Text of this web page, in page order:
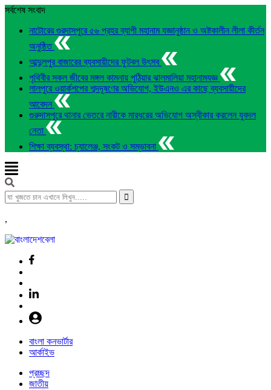
সর্বশেষ সংবাদ
নাটোরের গুরদাসপুরে ৫৬ প্রহর ব্যাপী মহানাম যজ্ঞানুষ্ঠান ও অষ্টকালীন লীলা কীর্তন
অনুষ্ঠিত
আব্দুলপুর বাজারের ব্যবসায়ীদের ফুটবল উৎসব
পৃথিবীর সকল জীবের মঙ্গল কামনায় পুঠিয়ার ঝালমালিয়া মহানামযজ্ঞ
লালপুরে ওয়ার্কশপের শব্দদূষণের অভিযোগ, ইউএনও এর কাছে ব্যবসায়ীদের
আবেদন
গুরুদাসপুরে থানার ভেতরে নারীকে মারধরের অভিযোগ অস্বীকার করলেন যুবদল
নেতা
শিক্ষা ব্যবস্থা: চ্যালেঞ্জ, সংকট ও সম্ভাবনা
,
বাংলা কনভার্টার
আর্কাইভ
প্রচ্ছদ
জাতীয়